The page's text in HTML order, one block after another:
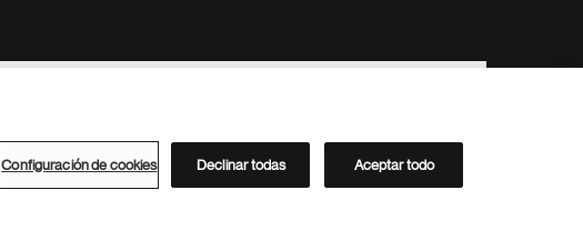
Directorio de Novartis
Configuración de cookies Declinar todas Aceptar todo